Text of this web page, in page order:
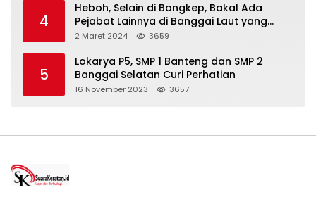
4
Heboh, Selain di Bangkep, Bakal Ada
Pejabat Lainnya di Banggai Laut yang
Bakal di Ciduk, Bagini Kata Kapolres!
2 Maret 2024 3659
5
Lokarya P5, SMP 1 Banteng dan SMP 2
Banggai Selatan Curi Perhatian
16 November 2023 3657